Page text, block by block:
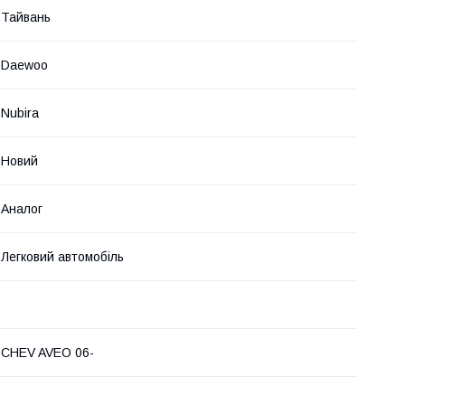
Тайвань
Daewoo
Nubira
Новий
Аналог
Легковий автомобіль
CHEV AVEO 06-